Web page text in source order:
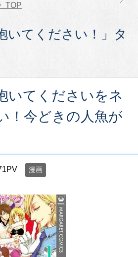
TOP
いてください！」タ
いてくださいをネ
！今どきの人魚が
漫画